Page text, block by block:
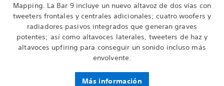
Mapping. La Bar 9 incluye un nuevo altavoz de dos vías con
tweeters frontales y centrales adicionales; cuatro woofers y
radiadores pasivos integrados que generan graves
potentes; así como altavoces laterales, tweeters de haz y
altavoces upfiring para conseguir un sonido incluso más
envolvente.
Más información